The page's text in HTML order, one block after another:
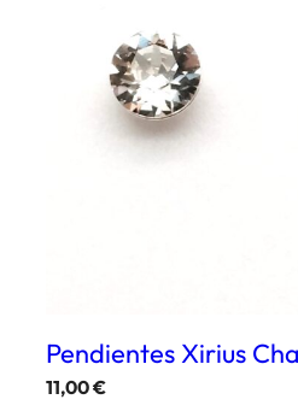
Pendientes Xirius
11,00€